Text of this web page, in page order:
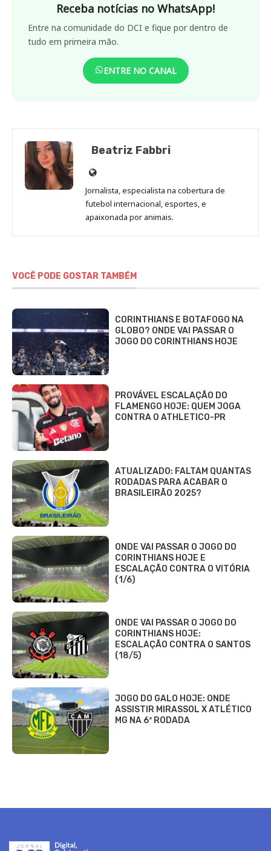
Receba notícias no WhatsApp!
Entre na comunidade do DCI e fique por dentro de
tudo em primeira mão.
ENTRE NO CANAL
Beatriz Fabbri
Site
de
Beatriz
Fabbri
Jornalista, especialista na cobertura de
futebol internacional, esportes, e
apaixonada por animais.
VOCÊ PODE GOSTAR TAMBÉM
CORINTHIANS E BOTAFOGO NA
GLOBO? ONDE VAI PASSAR O
JOGO DO CORINTHIANS HOJE
PROVÁVEL ESCALAÇÃO DO
FLAMENGO HOJE: QUEM JOGA
CONTRA O ATHLETICO-PR
ATUALIZADO: FALTAM QUANTAS
RODADAS PARA ACABAR O
BRASILEIRÃO 2025?
ONDE VAI PASSAR O JOGO DO
CORINTHIANS HOJE E
ESCALAÇÃO CONTRA O VITÓRIA
(1/6)
ONDE VAI PASSAR O JOGO DO
CORINTHIANS HOJE:
ESCALAÇÃO CONTRA O SANTOS
(18/5)
JOGO DO GALO HOJE: ONDE
ASSISTIR MIRASSOL X ATLÉTICO
MG NA 6ª RODADA